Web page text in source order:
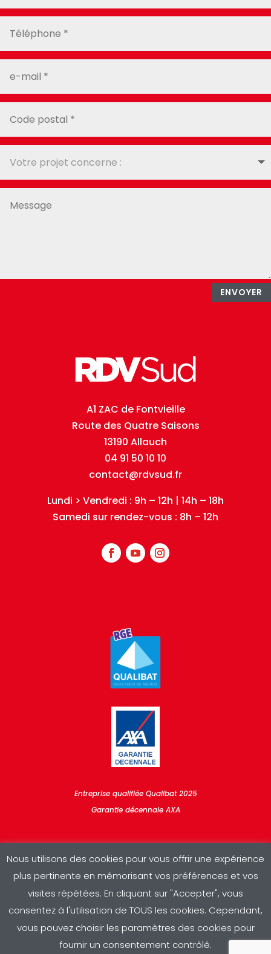
ENVOYER
A1 ZAC de Fontvieille
Route des Quatre Saisons
13190 Allauch
04 91 50 10 10
contact@rdvsud.fr
Lundi > Vendredi : 9h – 12h | 14h – 18h
Samedi sur rendez-vous : 8h – 12h
Entreprise qualifiée Qualibat 2025
Garantie décennale AXA
Copyright © 2025 RDV Sud | Conception & réalisation :A3 |
Mentions légales|Politique de confidentialité
Nous utilisons des cookies pour vous offrir une expérience
plus pertinente en mémorisant vos préférences et vos
visites répétées. En cliquant sur "Accepter", vous
consentez à l'utilisation de TOUS les cookies. Cependant,
vous pouvez choisir les paramètres des cookies pour
fournir un consentement contrôlé.